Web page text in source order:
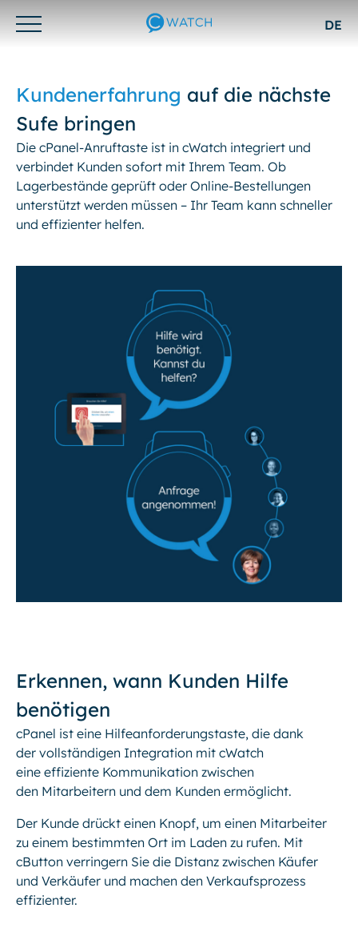
Otwórz/zamknij
DE
Kundenerfahrung auf die nächste
Sufe bringen
Die cPanel-Anruftaste ist in cWatch integriert und
verbindet Kunden sofort mit Ihrem Team. Ob
Lagerbestände geprüft oder Online-Bestellungen
unterstützt werden müssen – Ihr Team kann schneller
und effizienter helfen.
Erkennen, wann Kunden Hilfe
benötigen
cPanel ist eine Hilfeanforderungstaste, die dank
der vollständigen Integration mit cWatch
eine effiziente Kommunikation zwischen
den Mitarbeitern und dem Kunden ermöglicht.
Der Kunde drückt einen Knopf, um einen Mitarbeiter
zu einem bestimmten Ort im Laden zu rufen. Mit
cButton verringern Sie die Distanz zwischen Käufer
und Verkäufer und machen den Verkaufsprozess
effizienter.